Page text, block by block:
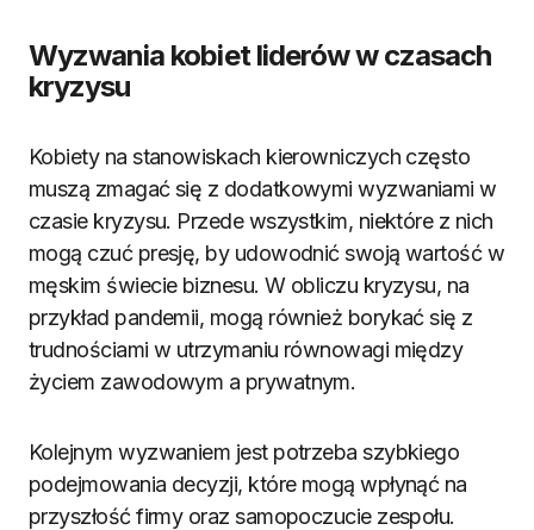
Wyzwania kobiet liderów w czasach
kryzysu
Kobiety na stanowiskach kierowniczych często
muszą zmagać się z dodatkowymi wyzwaniami w
czasie kryzysu. Przede wszystkim, niektóre z nich
mogą czuć presję, by udowodnić swoją wartość w
męskim świecie biznesu. W obliczu kryzysu, na
przykład pandemii, mogą również borykać się z
trudnościami w utrzymaniu równowagi między
życiem zawodowym a prywatnym.
Kolejnym wyzwaniem jest potrzeba szybkiego
podejmowania decyzji, które mogą wpłynąć na
przyszłość firmy oraz samopoczucie zespołu.